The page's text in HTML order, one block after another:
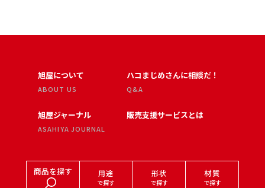
旭屋について
ABOUT US
旭屋ジャーナル
ASAHIYA JOURNAL
ハコまじめさんに相談だ！
Q&A
販売支援サービスとは
商品を探す 用途
で探す
形状
で探す
材質
で探す